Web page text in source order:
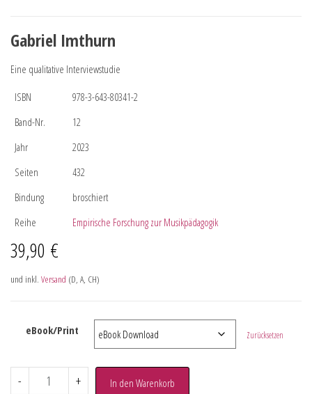
Gabriel Imthurn
Eine qualitative Interviewstudie
ISBN
978-3-643-80341-2
Band-Nr.
12
Jahr
2023
Seiten
432
Bindung
broschiert
Reihe
Empirische Forschung zur Musikpädagogik
39,90 €
und inkl. Versand (D, A, CH)
eBook/Print Zurücksetzen
- + In den Warenkorb